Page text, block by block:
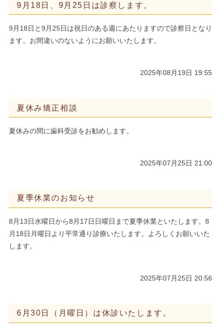
9月18日、9月25日は診察します。
9月18日と9月25日は祝日のある週にあたりますので診察日となり
ます。お間違いのないようにお願いいたします。
2025年08月19日 19:55
夏休み矯正相談
夏休みの間に歯科受診をお勧めします。
2025年07月25日 21:00
夏季休業のお知らせ
8月13日水曜日から8月17日日曜日まで夏季休業といたします。8
月18日月曜日より平常通り診療いたします。よろしくお願いいた
します。
2025年07月25日 20:56
6月30日（月曜日）は休診いたします。